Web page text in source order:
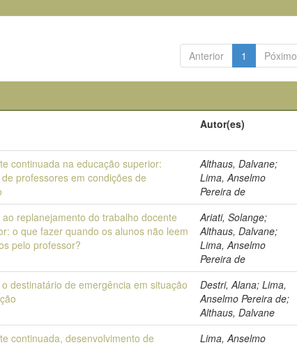
Anterior 1 Póximo
Autor(es)
continuada na educação superior:
professores em condições de
Althaus, Dalvane;
Lima, Anselmo
Pereira de
replanejamento do trabalho docente
o que fazer quando os alunos não leem
pelo professor?
Ariati, Solange;
Althaus, Dalvane;
Lima, Anselmo
Pereira de
destinatário de emergência em situação
Destri, Alana; Lima,
Anselmo Pereira de;
Althaus, Dalvane
continuada, desenvolvimento de Lima, Anselmo